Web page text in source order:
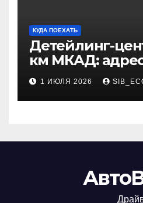
КУДА ПОЕХАТЬ
Детейлинг-
км МКАД:
1 ИЮЛЯ 2026